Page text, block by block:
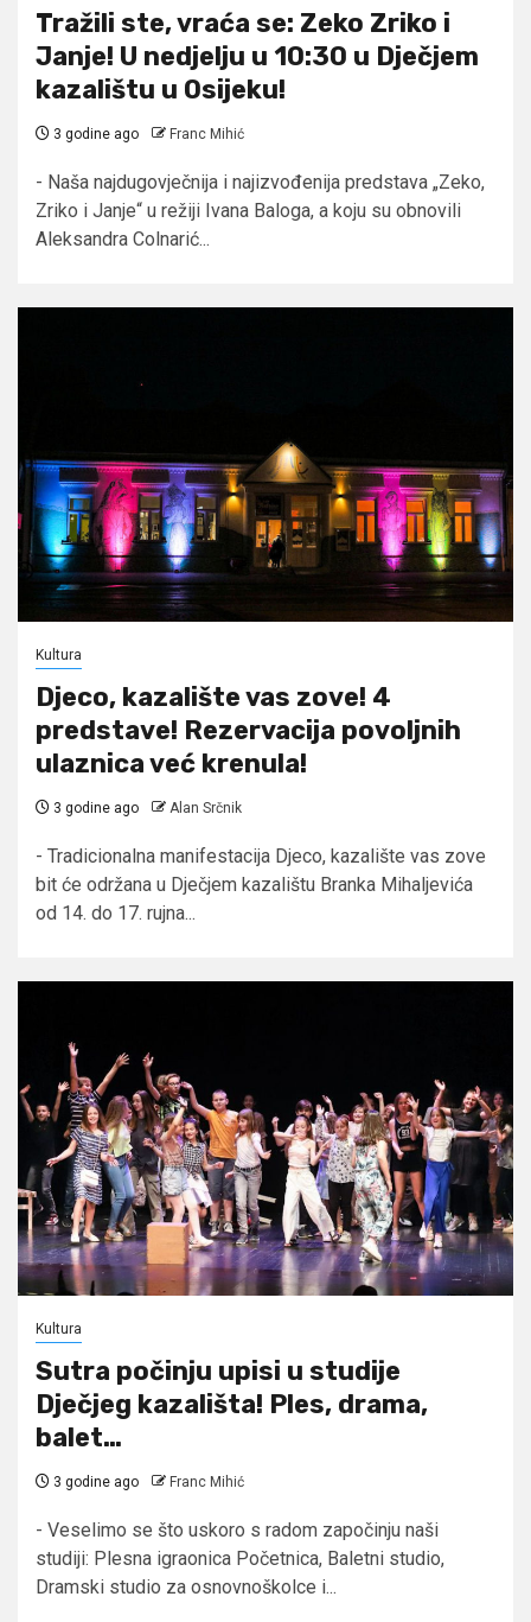
Tražili ste, vraća se: Zeko Zriko i
Janje! U nedjelju u 10:30 u Dječjem
kazalištu u Osijeku!
3 godine ago Franc Mihić
- Naša najdugovječnija i najizvođenija predstava „Zeko,
Zriko i Janje“ u režiji Ivana Baloga, a koju su obnovili
Aleksandra Colnarić...
Kultura
Djeco, kazalište vas zove! 4
predstave! Rezervacija povoljnih
ulaznica već krenula!
3 godine ago Alan Srčnik
- Tradicionalna manifestacija Djeco, kazalište vas zove
bit će održana u Dječjem kazalištu Branka Mihaljevića
od 14. do 17. rujna...
Kultura
Sutra počinju upisi u studije
Dječjeg kazališta! Ples, drama,
balet…
3 godine ago Franc Mihić
- Veselimo se što uskoro s radom započinju naši
studiji: Plesna igraonica Početnica, Baletni studio,
Dramski studio za osnovnoškolce i...